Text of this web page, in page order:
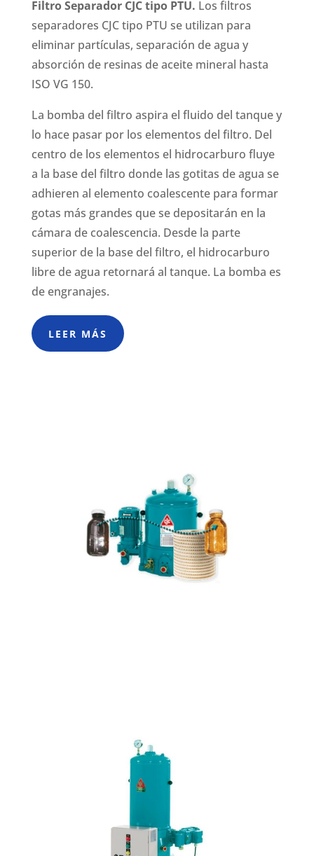
Filtro Separador CJC tipo PTU. Los filtros
separadores CJC tipo PTU se utilizan para
eliminar partículas, separación de agua y
absorción de resinas de aceite mineral hasta
ISO VG 150.
La bomba del filtro aspira el fluido del tanque y
lo hace pasar por los elementos del filtro. Del
centro de los elementos el hidrocarburo fluye
a la base del filtro donde las gotitas de agua se
adhieren al elemento coalescente para formar
gotas más grandes que se depositarán en la
cámara de coalescencia. Desde la parte
superior de la base del filtro, el hidrocarburo
libre de agua retornará al tanque. La bomba es
de engranajes.
LEER MÁS